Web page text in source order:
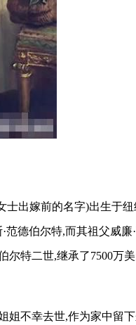
士出嫁前的名字)出生于
德伯尔特,而其祖父威廉
尔特二世,继承了7500万
姐不幸去世,作为家中留